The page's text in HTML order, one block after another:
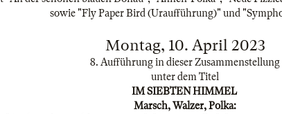
sowie "Fly Paper Bird (Uraufführung)" und
Montag, 10. April 2023
8. Aufführung in dieser Zusammenstellung
unter dem Titel
IM SIEBTEN HIMMEL
Marsch, Walzer, Polka: